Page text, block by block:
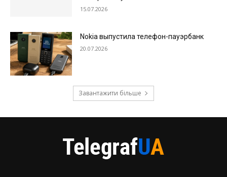
15.07.2026
Nokia выпустила телефон-пауэрбанк
20.07.2026
Завантажити більше